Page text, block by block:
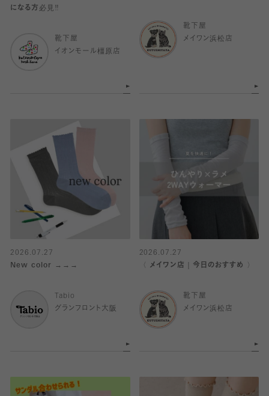
になる方必見‼️
靴下屋
イオンモール橿原店
靴下屋
メイワン浜松店
2026.07.27
New color →→→
Tabio
グランフロント大阪
2026.07.27
〈 メイワン店｜今日のおすすめ 〉
靴下屋
メイワン浜松店